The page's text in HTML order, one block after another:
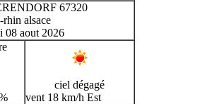
67320
rhin alsace
08 aout 2026
ciel dégagé
vent 18 km/h Est